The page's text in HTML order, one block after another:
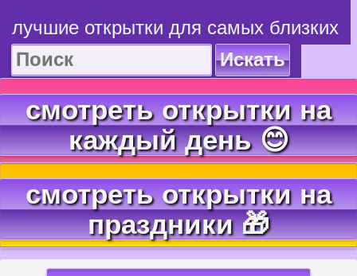
лучшие открытки для самых близких
Искать
смотреть открытки на
каждый день 😊
смотреть открытки на
праздники 🎁